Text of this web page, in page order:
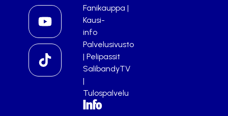
Fanikauppa |
Kausi-
info
Palvelusivusto
| Pelipassit
SalibandyTV
|
Tulospalvelu
Info